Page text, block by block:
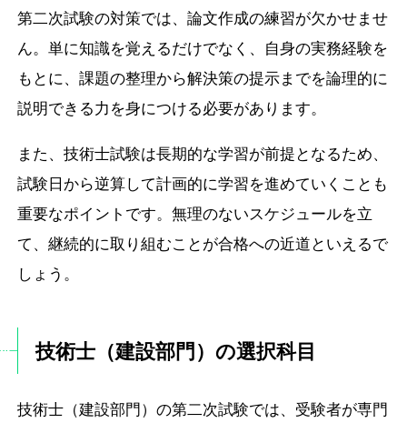
第二次試験の対策では、論文作成の練習が欠かせませ
ん。単に知識を覚えるだけでなく、自身の実務経験を
もとに、課題の整理から解決策の提示までを論理的に
説明できる力を身につける必要があります。
また、技術士試験は長期的な学習が前提となるため、
試験日から逆算して計画的に学習を進めていくことも
重要なポイントです。無理のないスケジュールを立
て、継続的に取り組むことが合格への近道といえるで
しょう。
技術士（建設部門）の選択科目
技術士（建設部門）の第二次試験では、受験者が専門